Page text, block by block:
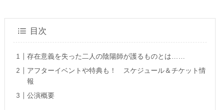
目次
存在意義を失った二人の陰陽師が護るものとは……
アフターイベントや特典も！ スケジュール＆チケット情
報
公演概要